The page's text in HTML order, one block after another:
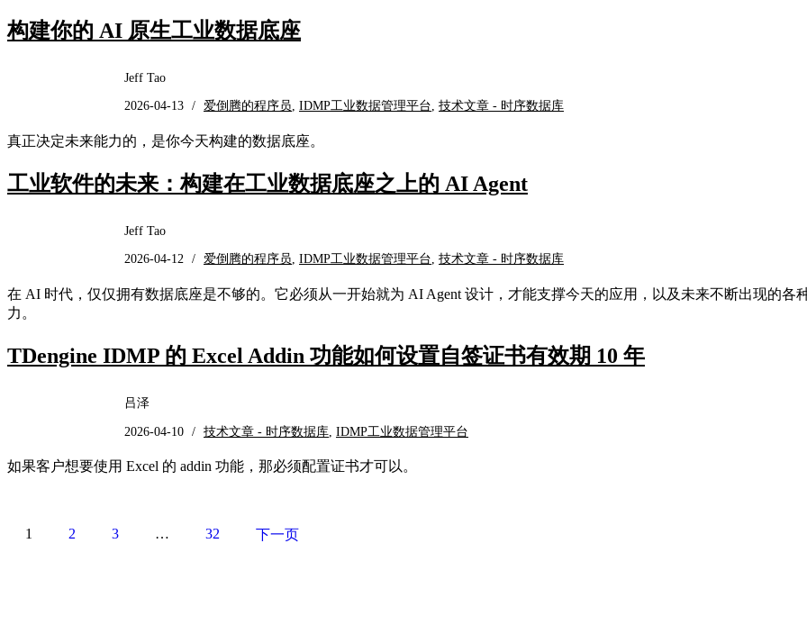
构建你的 AI 原生工业数据底座
Jeff Tao
2026-04-13 / 爱倒腾的程序员 IDMP工业数据管理平台 技术文章 - 时序数据库
真正决定未来能力的，是你今天构建的数据底座。
工业软件的未来：构建在工业数据底座之上的 AI Agent
Jeff Tao
2026-04-12 / 爱倒腾的程序员 IDMP工业数据管理平台 技术文章 - 时序数据库
在 AI 时代，仅仅拥有数据底座是不够的。它必须从一开始就为 AI Agent 设计，才能支撑今天的应用，以及未来不断出现的各
力。
TDengine IDMP 的 Excel Addin 功能如何设置自签证书有效期 10 年
吕泽
2026-04-10 / 技术文章 - 时序数据库 IDMP工业数据管理平台
如果客户想要使用 Excel 的 addin 功能，那必须配置证书才可以。
1 2 3 … 32 下一页